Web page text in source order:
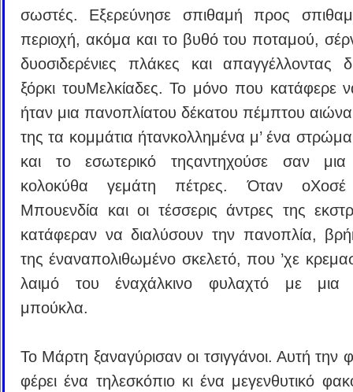
σωστές. Εξερεύνησε σπιθαμή προς
περιοχή, ακόμα και το βυθό του ποταμού,
δυοσιδερένιες πλάκες και απαγγέλλοντας
ξόρκι τουΜελκίαδες. Το μόνο που κατάφερε
ήταν μια πανοπλίατου δέκατου πέμπτου
της τα κομμάτια ήτανκολλημένα μ’ ένα
και το εσωτερικό τηςαντηχούσε σαν μια
κολοκύθα γεμάτη πέτρες. Όταν οΧοσέ
Μπουενδία και οι τέσσερις άντρες της
κατάφεραν να διαλύσουν την πανοπλία,
της έναναπολιθωμένο σκελετό, που ’χε
λαιμό του έναχάλκινο φυλαχτό με μια
μπούκλα.
Το Μάρτη ξαναγύρισαν οι τσιγγάνοι. Αυτή την
φέρει ένα τηλεσκόπιο κι ένα μεγενθυτικό